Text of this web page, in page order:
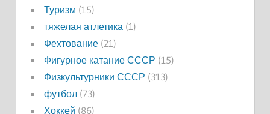
Туризм (15)
тяжелая атлетика (1)
Фехтование(21)
Фигурное катание СССР (15)
Физкультурники СССР (313)
футбол(73)
Хоккей (86)